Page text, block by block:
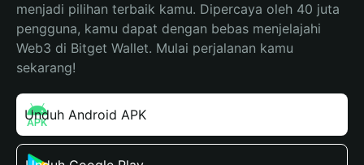
menjadi pilihan terbaik kamu. Dipercaya oleh 40 juta
pengguna, kamu dapat dengan bebas menjelajahi
Web3 di Bitget Wallet. Mulai perjalanan kamu
sekarang!
Unduh Android APK